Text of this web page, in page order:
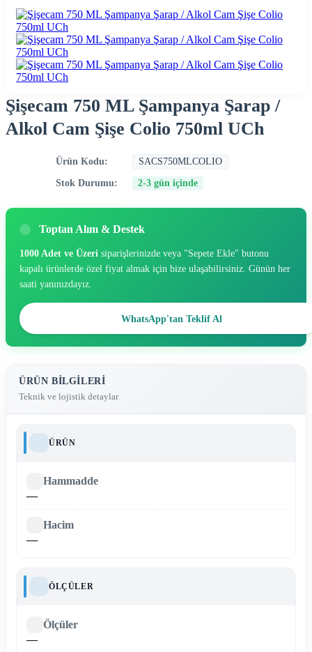
Şişecam 750 ML Şampanya Şarap /
Alkol Cam Şişe Colio 750ml UCh
Ürün Kodu: SACS750MLCOLIO
Stok Durumu: 2-3 gün içinde
Toptan Alım & Destek
1000 Adet ve Üzeri siparişlerinizde veya "Sepete Ekle" butonu
kapalı ürünlerde özel fiyat almak için bize ulaşabilirsiniz. Günün her
saati yanınızdayız.
WhatsApp'tan Teklif Al
ÜRÜN BILGILERI
Teknik ve lojistik detaylar
ÜRÜN
Hammadde
—
Hacim
—
ÖLÇÜLER
Ölçüler
—